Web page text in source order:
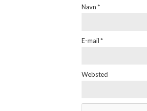
Navn *
E-mail *
Websted